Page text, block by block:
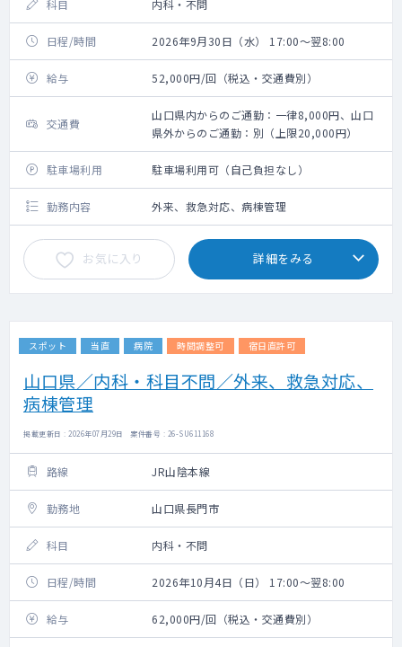
科目 内科・不問
日程/時間 2026年9月30日（水） 17:00～翌8:00
給与 52,000円/回（税込・交通費別）
交通費
山口県内からのご通勤：一律8,000円、山口
県外からのご通勤：別（上限20,000円）
駐車場利用 駐車場利用可（自己負担なし）
勤務内容 外来、救急対応、病棟管理
お気に入り 詳細をみる
スポット 当直 病院 時間調整可 宿日直許可
山口県／内科・科目不問／外来、救急対応、
病棟管理
掲載更新日 : 2026年07月29日 案件番号 : 26-SU611168
路線 JR山陰本線
勤務地 山口県長門市
科目 内科・不問
日程/時間 2026年10月4日（日） 17:00～翌8:00
給与 62,000円/回（税込・交通費別）